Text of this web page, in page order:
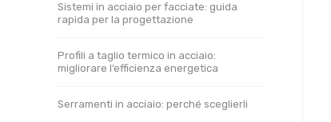
Sistemi in acciaio per facciate: guida
rapida per la progettazione
Profili a taglio termico in acciaio:
migliorare l’efficienza energetica
Serramenti in acciaio: perché sceglierli